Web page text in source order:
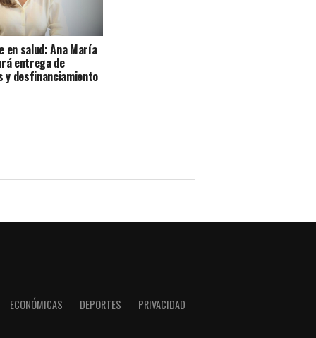
en salud: Ana María
entrega de
y desfinanciamiento
ECONÓMICAS DEPORTES PRIVACIDAD